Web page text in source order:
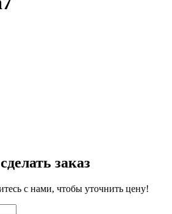
заказ
с нами, чтобы уточнить цену!